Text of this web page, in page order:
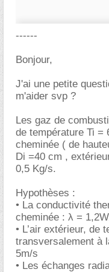
------
Bonjour,
J'ai une petite
m'aider svp ?
Les gaz de
de température Ti =
cheminée ( de
Di =40 cm ,
0,5 Kg/s.
Hypothèses :
• La conductivité
cheminée : λ =
• L’air extérieur, de
transversalement à
5m/s
• Les échanges